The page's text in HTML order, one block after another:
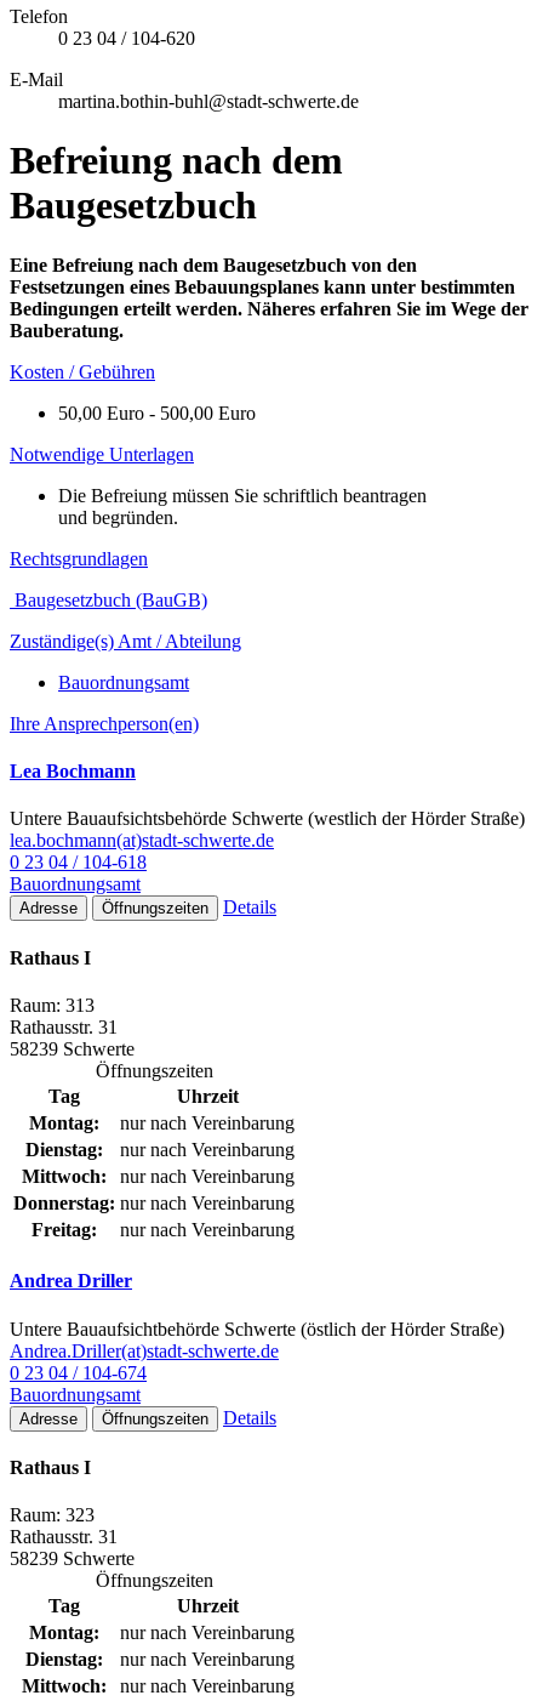
Telefon
0 23 04 / 104-620
E-Mail
martina.bothin-buhl@stadt-schwerte.de
Befreiung nach dem
Baugesetzbuch
Eine Befreiung nach dem Baugesetzbuch von den
Festsetzungen eines Bebauungsplanes kann unter bestimmten
Bedingungen erteilt werden. Näheres erfahren Sie im Wege der
Bauberatung.
Kosten / Gebühren
50,00 Euro - 500,00 Euro
Notwendige Unterlagen
Die Befreiung müssen Sie schriftlich beantragen
und begründen.
Rechtsgrundlagen
Baugesetzbuch (BauGB)
Zuständige(s) Amt / Abteilung
Bauordnungsamt
Ihre Ansprechperson(en)
Lea Bochmann
Untere Bauaufsichtsbehörde Schwerte (westlich der Hörder Straße)
lea.bochmann(at)stadt-schwerte.de
0 23 04 / 104-618
Bauordnungsamt
Adresse Öffnungszeiten Details
Rathaus I
Raum: 313
Rathausstr. 31
58239 Schwerte
Öffnungszeiten
Tag
Uhrzeit
Montag:
nur nach Vereinbarung
Dienstag:
nur nach Vereinbarung
Mittwoch:
nur nach Vereinbarung
Donnerstag: nur nach Vereinbarung
Freitag:
nur nach Vereinbarung
Andrea Driller
Untere Bauaufsichtbehörde Schwerte (östlich der Hörder Straße)
Andrea.Driller(at)stadt-schwerte.de
0 23 04 / 104-674
Bauordnungsamt
Adresse Öffnungszeiten Details
Rathaus I
Raum: 323
Rathausstr. 31
58239 Schwerte
Öffnungszeiten
Tag
Uhrzeit
Montag:
nur nach Vereinbarung
Dienstag:
nur nach Vereinbarung
Mittwoch:
nur nach Vereinbarung